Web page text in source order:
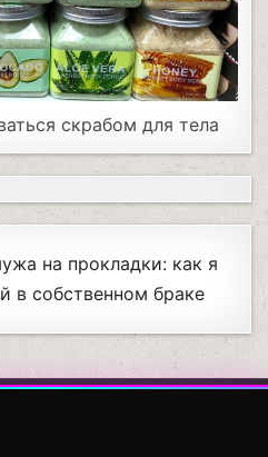
скрабом для тела
на прокладки: как я
в собственном браке